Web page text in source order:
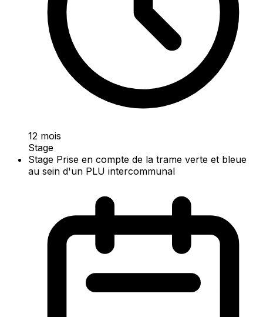
12 mois
Stage
Stage Prise en compte de la trame verte et bleue
au sein d'un PLU intercommunal